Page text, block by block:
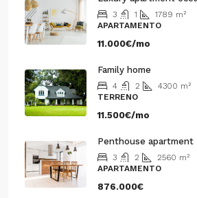
3 1 1789 m²
APARTAMENTO
11.000€/mo
Family home
4 2 4300 m²
TERRENO
11.500€/mo
Penthouse apartment
3 2 2560 m²
APARTAMENTO
876.000€